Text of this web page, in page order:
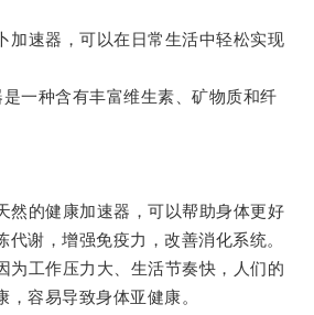
速器，可以在日常生活中轻松实现
种含有丰富维生素、矿物质和纤
的健康加速器，可以帮助身体更好
代谢，增强免疫力，改善消化系统。
工作压力大、生活节奏快，人们的
容易导致身体亚健康。